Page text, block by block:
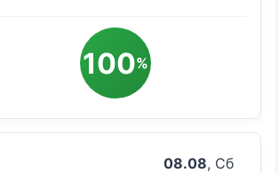
100%
08.08, Сб